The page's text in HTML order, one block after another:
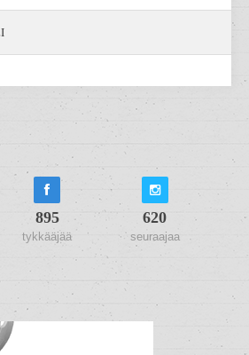
895
tykkääjää
620
seuraajaa